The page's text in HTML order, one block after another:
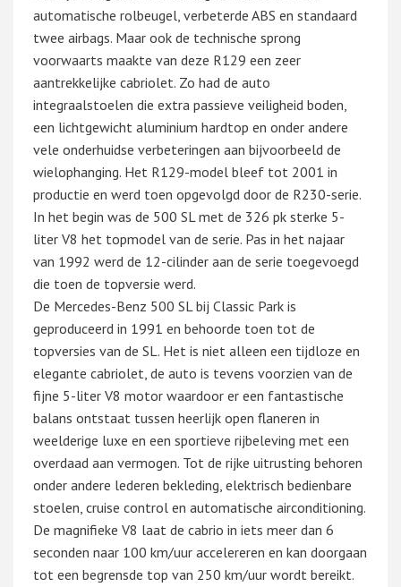
automatische rolbeugel, verbeterde ABS en standaard
twee airbags. Maar ook de technische sprong
voorwaarts maakte van deze R129 een zeer
aantrekkelijke cabriolet. Zo had de auto
integraalstoelen die extra passieve veiligheid boden,
een lichtgewicht aluminium hardtop en onder andere
vele onderhuidse verbeteringen aan bijvoorbeeld de
wielophanging. Het R129-model bleef tot 2001 in
productie en werd toen opgevolgd door de R230-serie.
In het begin was de 500 SL met de 326 pk sterke 5-
liter V8 het topmodel van de serie. Pas in het najaar
van 1992 werd de 12-cilinder aan de serie toegevoegd
die toen de topversie werd.
De Mercedes-Benz 500 SL bij Classic Park is
geproduceerd in 1991 en behoorde toen tot de
topversies van de SL. Het is niet alleen een tijdloze en
elegante cabriolet, de auto is tevens voorzien van de
fijne 5-liter V8 motor waardoor er een fantastische
balans ontstaat tussen heerlijk open flaneren in
weelderige luxe en een sportieve rijbeleving met een
overdaad aan vermogen. Tot de rijke uitrusting behoren
onder andere lederen bekleding, elektrisch bedienbare
stoelen, cruise control en automatische airconditioning.
De magnifieke V8 laat de cabrio in iets meer dan 6
seconden naar 100 km/uur accelereren en kan doorgaan
tot een begrensde top van 250 km/uur wordt bereikt.